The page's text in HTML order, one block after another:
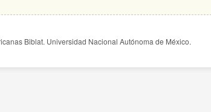
Biblat. Universidad Nacional Autónoma de México.